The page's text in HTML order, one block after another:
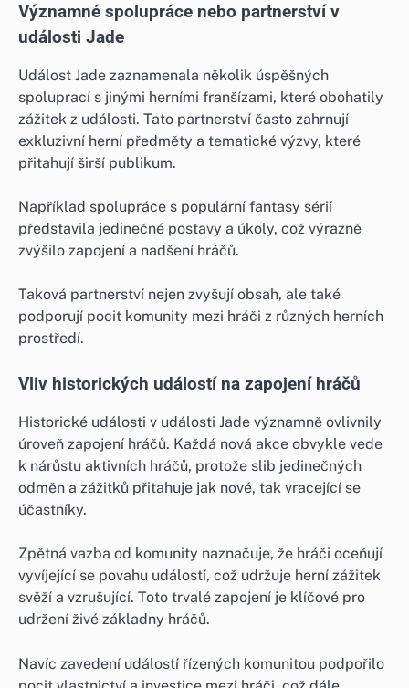
Významné spolupráce nebo partnerství v
události Jade
Událost Jade zaznamenala několik úspěšných
spoluprací s jinými herními franšízami, které obohatily
zážitek z události. Tato partnerství často zahrnují
exkluzivní herní předměty a tematické výzvy, které
přitahují širší publikum.
Například spolupráce s populární fantasy sérií
představila jedinečné postavy a úkoly, což výrazně
zvýšilo zapojení a nadšení hráčů.
Taková partnerství nejen zvyšují obsah, ale také
podporují pocit komunity mezi hráči z různých herních
prostředí.
Vliv historických událostí na zapojení hráčů
Historické události v události Jade významně ovlivnily
úroveň zapojení hráčů. Každá nová akce obvykle vede
k nárůstu aktivních hráčů, protože slib jedinečných
odměn a zážitků přitahuje jak nové, tak vracející se
účastníky.
Zpětná vazba od komunity naznačuje, že hráči oceňují
vyvíjející se povahu událostí, což udržuje herní zážitek
svěží a vzrušující. Toto trvalé zapojení je klíčové pro
udržení živé základny hráčů.
Navíc zavedení událostí řízených komunitou podpořilo